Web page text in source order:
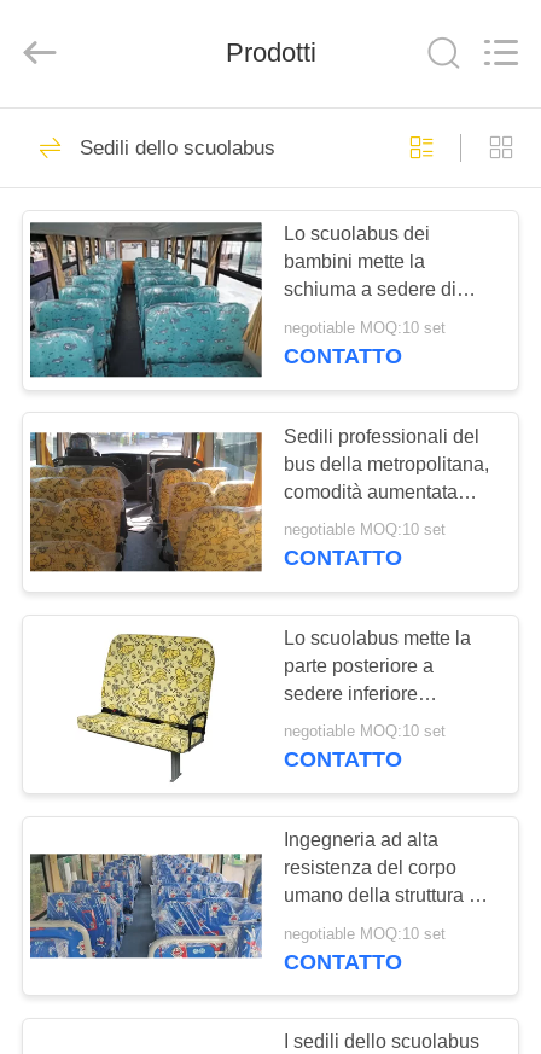
CASA
PRODOTTI
CIRCA
NOI
GIRO
DELLA
FABBRICA
CONTROLLO
DI
QUALITÀ
CONTATTICI
CASI
MAPPA
SITO
Precision
Sedili di lusso del
bus
Sedili del bus del
sottobicchiere
9
Bus turistico Seat
19
Autista di autobus
Seat
24
Prodotti
Sedili dello scuolabus
Lo scuolabus dei
bambini mette la
schiuma a sedere di
poliuretano di alta
densità di
negotiable MOQ:10 set
CONTATTO
Sedili professionali del
bus della metropolitana,
comodità aumentata
sedili adagiantesi del
bus
negotiable MOQ:10 set
CONTATTO
Lo scuolabus mette la
parte posteriore a
sedere inferiore
integrante del cuscino
con l'Assemblea
negotiable MOQ:10 set
CONTATTO
Ingegneria ad alta
resistenza del corpo
umano della struttura di
Seat di tempo di impiego
dell'autobus espresso
negotiable MOQ:10 set
CONTATTO
I sedili dello scuolabus